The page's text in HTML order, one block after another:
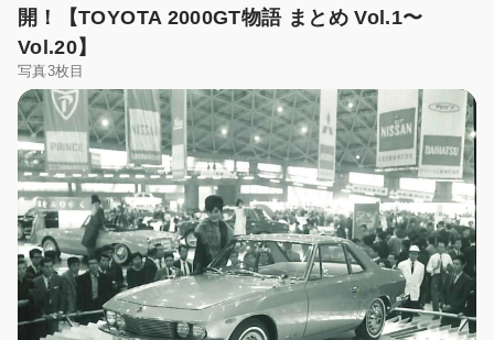
開！【TOYOTA 2000GT物語 まとめ Vol.1〜
Vol.20】
写真3枚目